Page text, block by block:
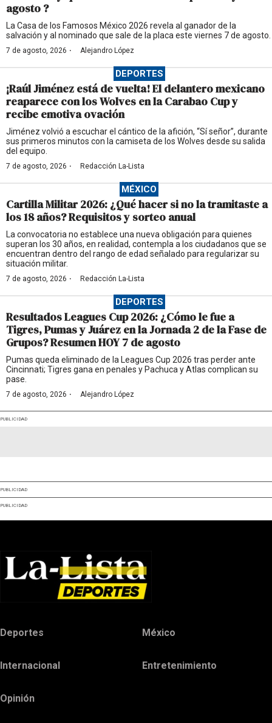
agosto ?
La Casa de los Famosos México 2026 revela al ganador de la
salvación y al nominado que sale de la placa este viernes 7 de agosto.
7 de agosto, 2026 · Alejandro López
DEPORTES
¡Raúl Jiménez está de vuelta! El delantero mexicano
reaparece con los Wolves en la Carabao Cup y
recibe emotiva ovación
Jiménez volvió a escuchar el cántico de la afición, “Sí señor”, durante
sus primeros minutos con la camiseta de los Wolves desde su salida
del equipo.
7 de agosto, 2026 · Redacción La-Lista
MÉXICO
Cartilla Militar 2026: ¿Qué hacer si no la tramitaste a
los 18 años? Requisitos y sorteo anual
La convocatoria no establece una nueva obligación para quienes
superan los 30 años, en realidad, contempla a los ciudadanos que se
encuentran dentro del rango de edad señalado para regularizar su
situación militar.
7 de agosto, 2026 · Redacción La-Lista
DEPORTES
Resultados Leagues Cup 2026: ¿Cómo le fue a
Tigres, Pumas y Juárez en la Jornada 2 de la Fase de
Grupos? Resumen HOY 7 de agosto
Pumas queda eliminado de la Leagues Cup 2026 tras perder ante
Cincinnati; Tigres gana en penales y Pachuca y Atlas complican su
pase.
7 de agosto, 2026 · Alejandro López
PUBLICIDAD
PUBLICIDAD
PUBLICIDAD
Deportes México
Internacional Entretenimiento
Opinión